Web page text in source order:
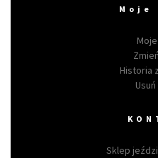
Moje
Historia
Sklep